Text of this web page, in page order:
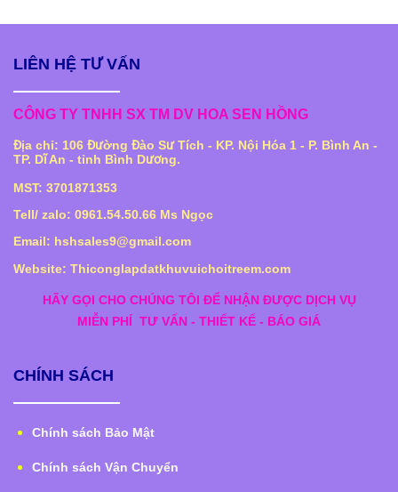
LIÊN HỆ TƯ VẤN
CÔNG TY TNHH SX TM DV HOA SEN HỒNG
Địa chỉ: 106 Đường Đào Sư Tích - KP. Nội Hóa 1 - P. Bình An -
TP. Dĩ An - tỉnh Bình Dương.
MST: 3701871353
Tell/ zalo: 0961.54.50.66 Ms Ngọc
Email: hshsales9@gmail.com
Website: Thiconglapdatkhuvuichoitreem.com
HÃY GỌI CHO CHÚNG TÔI ĐỂ NHẬN ĐƯỢC DỊCH VỤ
MIỄN PHÍ TƯ VẤN - THIẾT KẾ - BÁO GIÁ
CHÍNH SÁCH
Chính sách Bảo Mật
Chính sách Vận Chuyển